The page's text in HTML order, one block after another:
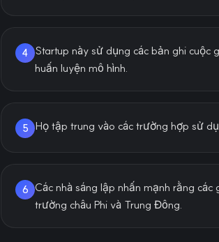
4
Startup này sử dụng các bản ghi cuộc
huấn luyện mô hình.
5 Họ tập trung vào các trường hợp sử
6
Các nhà sáng lập nhấn mạnh rằng
trường châu Phi và Trung Đông.